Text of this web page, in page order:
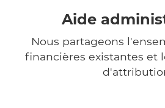
Aide
Nous partageons
financières existantes et